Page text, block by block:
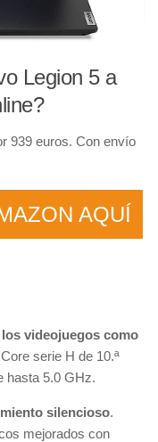
Legion 5 a
939 euros. Con envío
AQUÍ
videojuegos como
serie H de 10.ª
hasta 5.0 GHz.
silencioso.
mejorados con